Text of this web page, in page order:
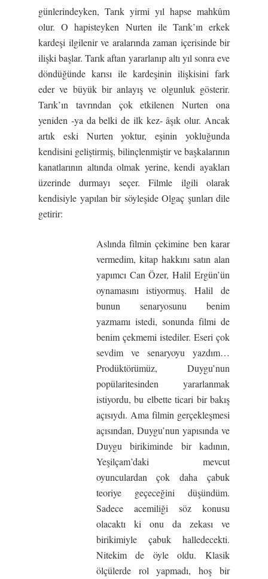
günlerindeyken, Tarık yirmi yıl hapse mahkûm
olur. O hapisteyken Nurten ile Tarık’ın erkek
kardeşi ilgilenir ve aralarında zaman içerisinde bir
ilişki başlar. Tarık aftan yararlanıp altı yıl sonra eve
döndüğünde karısı ile kardeşinin ilişkisini fark
eder ve büyük bir anlayış ve olgunluk gösterir.
Tarık’ın tavrından çok etkilenen Nurten ona
yeniden -ya da belki de ilk kez- âşık olur. Ancak
artık eski Nurten yoktur, eşinin yokluğunda
kendisini geliştirmiş, bilinçlenmiştir ve başkalarının
kanatlarının altında olmak yerine, kendi ayakları
üzerinde durmayı seçer. Filmle ilgili olarak
kendisiyle yapılan bir söyleşide Olgaç şunları dile
getirir:
Aslında filmin çekimine ben karar
vermedim, kitap hakkını satın alan
yapımcı Can Özer, Halil Ergün’ün
oynamasını istiyormuş. Halil de
bunun senaryosunu benim
yazmamı istedi, sonunda filmi de
benim çekmemi istediler. Eseri çok
sevdim ve senaryoyu yazdım…
Prodüktörümüz, Duygu’nun
popülaritesinden yararlanmak
istiyordu, bu elbette ticari bir bakış
açısıydı. Ama filmin gerçekleşmesi
açısından, Duygu’nun yapısında ve
Duygu birikiminde bir kadının,
Yeşilçam’daki mevcut
oyunculardan çok daha çabuk
teoriye geçeceğini düşündüm.
Sadece acemiliği söz konusu
olacaktı ki onu da zekası ve
birikimiyle çabuk halledecekti.
Nitekim de öyle oldu. Klasik
ölçülerde rol yapmadı, hoş bir